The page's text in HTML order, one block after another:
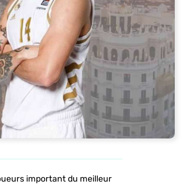
important du meilleur